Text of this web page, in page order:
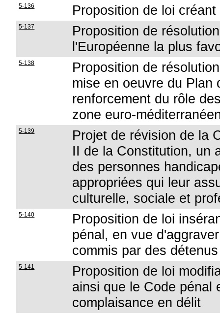
5-136 Proposition de loi
5-137
Proposition de
l'Européenne la plus
5-138
Proposition de
mise en oeuvre du Plan
renforcement du rôle
zone euro-
5-139
Projet de révision de la
II de la Constitution, un
des personnes
appropriées qui leur
culturelle, sociale et
5-140
Proposition de loi
pénal, en vue
commis par des
5-141
Proposition de loi
ainsi que le Code pénal
complaisance en délit